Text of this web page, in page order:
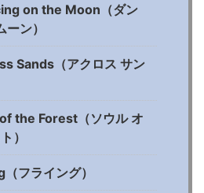
on the Moon（ダン
ン）
Sands（アクロス サン
of the Forest（ソウル オ
）
（フライング）